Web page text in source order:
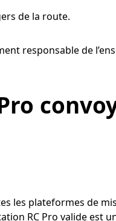
de la route.
responsable de
les plateformes de
RC Pro valide est